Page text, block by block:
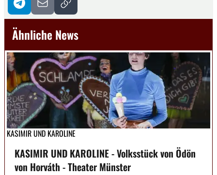
Ähnliche News
KASIMIR UND KAROLINE
KASIMIR UND KAROLINE - Volksstück von Ödön
von Horváth - Theater Münster